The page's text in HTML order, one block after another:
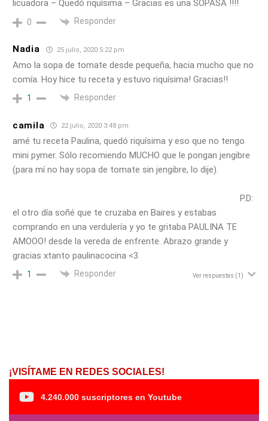
licuadora – Quedó riquísima – Gracias es una SOPASA !!!!
0 Responder
Nadia 25 julio, 2020 5:22 pm
Amo la sopa de tomate desde pequeña, hacia mucho que no
comía. Hoy hice tu receta y estuvo riquísima! Gracias!!
1 Responder
camila 22 julio, 2020 3:48 pm
amé tu receta Paulina, quedó riquísima y eso que no tengo
mini pymer. Sólo recomiendo MUCHO que le pongan jengibre
(para mí no hay sopa de tomate sin jengibre, lo dije).
P.D:
el otro día soñé que te cruzaba en Baires y estabas
comprando en una verdulería y yo te gritaba PAULINA TE
AMOOO! desde la vereda de enfrente. Abrazo grande y
gracias xtanto paulinacocina <3
1 Responder Ver respuestas (1)
¡VISÍTAME EN REDES SOCIALES!
4.240.000 suscriptores en Youtube